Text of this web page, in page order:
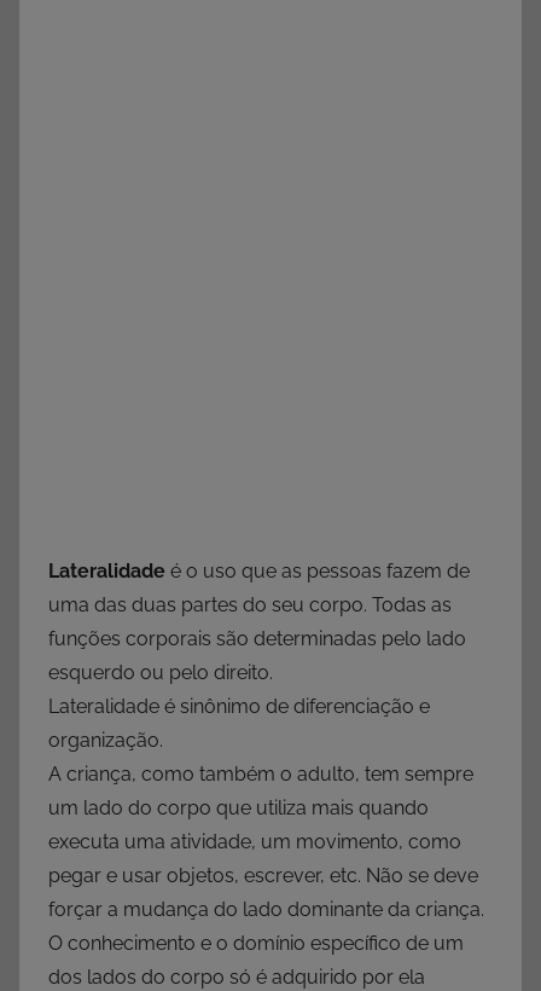
Lateralidade é o uso que as pessoas fazem de
uma das duas partes do seu corpo. Todas as
funções corporais são determinadas pelo lado
esquerdo ou pelo direito.
Lateralidade é sinônimo de diferenciação e
organização.
A criança, como também o adulto, tem sempre
um lado do corpo que utiliza mais quando
executa uma atividade, um movimento, como
pegar e usar objetos, escrever, etc. Não se deve
forçar a mudança do lado dominante da criança.
O conhecimento e o domínio específico de um
dos lados do corpo só é adquirido por ela